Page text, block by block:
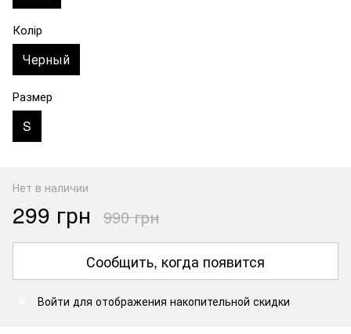
Колір
Черный
Размер
S
Нет в наличии
299 грн 990 грн
Сообщить, когда появится
Войти для отображения накопительной скидки